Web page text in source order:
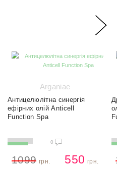
Arganiae
Антицелюлітна синергія
ефірних олій Anticell
Function Spa
0
1099 грн. 550 грн.